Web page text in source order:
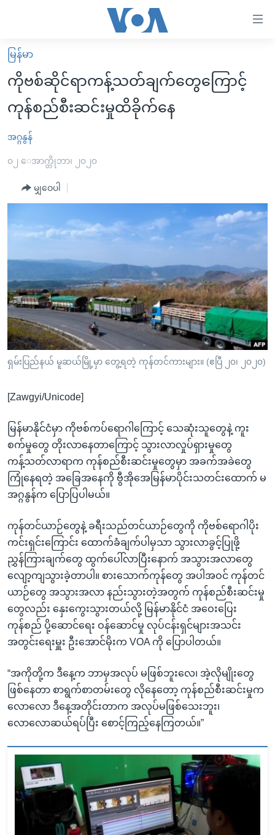
လွယ်ကူ
စေ
သည့်
Link
များ
ပင်မ
ကြည့်
ပင်မ
အ
ညွန်း
စာမျက်နှာ
သို့
ကျော်
ကြည့်
ရှာဖွေ
နေရာ
သို့
ကျော်
ရန်
မူလစာမျက်နှာ
မြန်မာ
ကမ္ဘာ့သတင်းများ
နိုင်ငံတကာ
အစ္စရေး-ပါလက်စတိုင်း
ဗွီဒီယို
အင်္ဂလိပ်စာလေ့လာမယ်
အမေရိကန်သုံးအီဒီယံ
ရုပ်ရှင်ထဲက အင်္ဂလိပ်စာ
သုတပဒေသာ အင်္ဂလိပ်စာ
အပတ်စဉ်ကဏ္ဍများ
တီဗွီ
ရေဒီယိုနှင့်ရုပ်သံ အချက်အလက်များ
ရေဒီယို/တီဗွီအစီအစဉ်
Learning English
ဗွီအိုအေ လူမှုကွန်ယက်များ
မြန်မာ
ကိုဗစ်ဆိုင်ရာကန့်သတ်ချက်တွေကြောင့်
ကုန်စည်စီးဆင်းမှုထိခိုက်နေ
အဂ္ဂနွန်
၀၂ ေအာက္တိုဘာ၊ ၂၀၂၀
မျှဝေပါ
ရှမ်းပြည်နယ် မူဆယ်မြို့မှာ တွေ့ရတဲ့ ကုန်တင်ကားများ။ (ဧပြီ ၂၀၊ ၂၀၂၀)
[Zawgyi/Unicode]
မြန်မာနိုင်ငံမှာ ကိုဗစ်ကပ်ရောဂါကြောင့် သေဆုံးသူတွေနဲ့ ကူး
စက်မှုတွေ တိုးလာနေတာကြောင့် သွားလာလှုပ်ရှားမှုတွေ
ကန့်သတ်လာရာက ကုန်စည်စီးဆင်းမှုတွေမှာ အခက်အခဲတွေ
ကြုံနေရတဲ့ အခြေအနေကို ဗွီအိုအေမြန်မာပိုင်းသတင်းထောက် မ
အဂ္ဂနွန်က ပြောပြပါမယ်။
ကုန်တင်ယာဉ်တွေနဲ့ ခရီးသည်တင်ယာဉ်တွေကို ကိုဗစ်ရောဂါပိုး
ကင်းရှင်းကြောင်း ထောက်ခံချက်ပါမှသာ သွားလာခွင့်ပြုဖို့
ညွှန်ကြားချက်တွေ ထွက်ပေါ်လာပြီးနောက် အသွားအလာတွေ
လျော့ကျသွားခဲ့တာပါ။ စားသောက်ကုန်တွေ အပါအဝင် ကုန်တင်
ယာဉ်တွေ အသွားအလာ နည်းသွားတဲ့အတွက် ကုန်စည်စီးဆင်းမှု
တွေလည်း နှေးကွေးသွားတယ်လို့ မြန်မာနိုင်ငံ အဝေးပြေး
ကုန်စည် ပို့ဆောင်ရေး ဝန်ဆောင်မှု လုပ်ငန်းရှင်များအသင်း
အတွင်းရေးမှူး ဦးအောင်မိုးက VOA ကို ပြောပါတယ်။
“အကိုတို့က ဒီနေ့က ဘာမှအလုပ် မဖြစ်ဘူးလေ၊ အဲ့လိုမျိုးတွေ
ဖြစ်နေတာ စာရွက်စာတမ်းတွေ လိုနေတော့ ကုန်စည်စီးဆင်းမှုက
လောလော ဒီနေ့အတိုင်းတာက အလုပ်မဖြစ်သေးဘူး၊
လောလောဆယ်ရပ်ပြီး စောင့်ကြည့်နေကြတယ်။”